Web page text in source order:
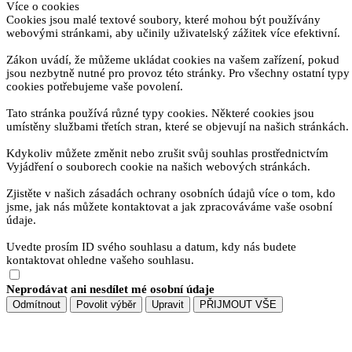
Více o cookies
Cookies jsou malé textové soubory, které mohou být používány
webovými stránkami, aby učinily uživatelský zážitek více efektivní.
Zákon uvádí, že můžeme ukládat cookies na vašem zařízení, pokud
jsou nezbytně nutné pro provoz této stránky. Pro všechny ostatní typy
cookies potřebujeme vaše povolení.
Tato stránka používá různé typy cookies. Některé cookies jsou
umístěny službami třetích stran, které se objevují na našich stránkách.
Kdykoliv můžete změnit nebo zrušit svůj souhlas prostřednictvím
Vyjádření o souborech cookie na našich webových stránkách.
Zjistěte v našich zásadách ochrany osobních údajů více o tom, kdo
jsme, jak nás můžete kontaktovat a jak zpracováváme vaše osobní
údaje.
Uvedte prosím ID svého souhlasu a datum, kdy nás budete
kontaktovat ohledne vašeho souhlasu.
Neprodávat ani nesdílet mé osobní údaje
Odmítnout Povolit výběr Upravit PŘIJMOUT VŠE